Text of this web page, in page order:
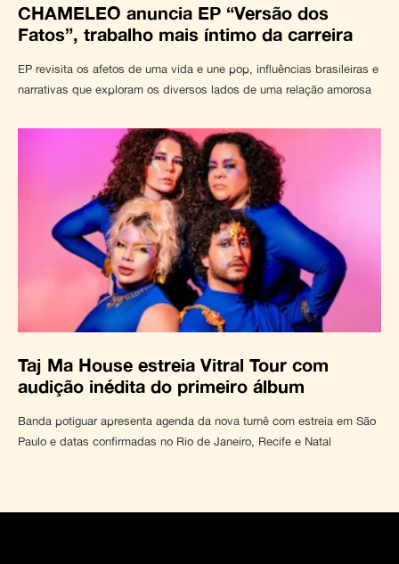
CHAMELEO anuncia EP “Versão dos
Fatos”, trabalho mais íntimo da carreira
EP revisita os afetos de uma vida e une pop, influências brasileiras e
narrativas que exploram os diversos lados de uma relação amorosa
Taj Ma House estreia Vitral Tour com
audição inédita do primeiro álbum
Banda potiguar apresenta agenda da nova turnê com estreia em São
Paulo e datas confirmadas no Rio de Janeiro, Recife e Natal